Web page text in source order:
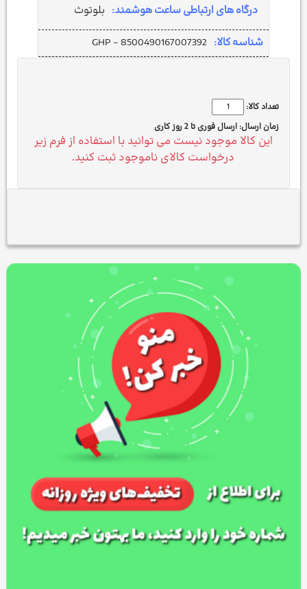
درگاه های ارتباطی ساعت هوشمند: بلوتوث
شناسه کالا: GHP - 8500490167007392
تعداد کالا:
زمان ارسال: ارسال فوری تا 2 روز کاری
این کالا موجود نیست می توانید با استفاده از فرم زیر
درخواست کالای ناموجود ثبت کنید.